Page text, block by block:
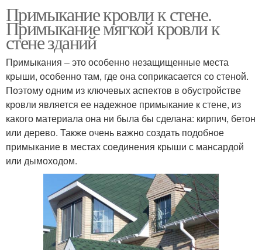
Примыкание кровли к стене.
Примыкание мягкой кровли к
стене зданий
Примыкания – это особенно незащищенные места
крыши, особенно там, где она соприкасается со стеной.
Поэтому одним из ключевых аспектов в обустройстве
кровли является ее надежное примыкание к стене, из
какого материала она ни была бы сделана: кирпич, бетон
или дерево. Также очень важно создать подобное
примыкание в местах соединения крыши с мансардой
или дымоходом.